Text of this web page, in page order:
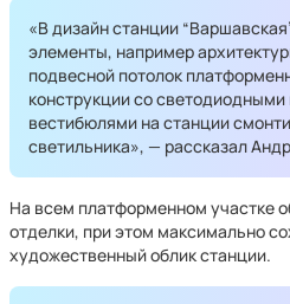
«В дизайн станции
элементы, например
подвесной потолок
конструкции со
вестибюлями на станции
светильника», — рассказал
На всем платформенном участке
отделки, при этом максимально
художественный облик станции.